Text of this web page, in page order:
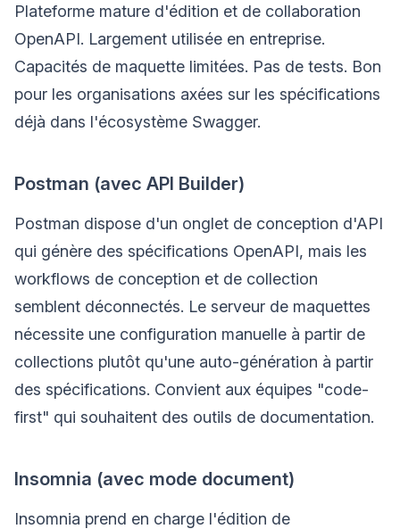
Plateforme mature d'édition et de collaboration
OpenAPI. Largement utilisée en entreprise.
Capacités de maquette limitées. Pas de tests. Bon
pour les organisations axées sur les spécifications
déjà dans l'écosystème Swagger.
Postman (avec API Builder)
Postman dispose d'un onglet de conception d'API
qui génère des spécifications OpenAPI, mais les
workflows de conception et de collection
semblent déconnectés. Le serveur de maquettes
nécessite une configuration manuelle à partir de
collections plutôt qu'une auto-génération à partir
des spécifications. Convient aux équipes "code-
first" qui souhaitent des outils de documentation.
Insomnia (avec mode document)
Insomnia prend en charge l'édition de